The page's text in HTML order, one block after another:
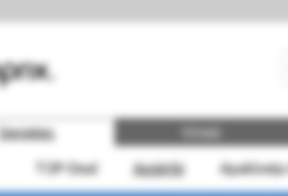
Sievietes
TOP-Deal Apģērbi
Vīrieši